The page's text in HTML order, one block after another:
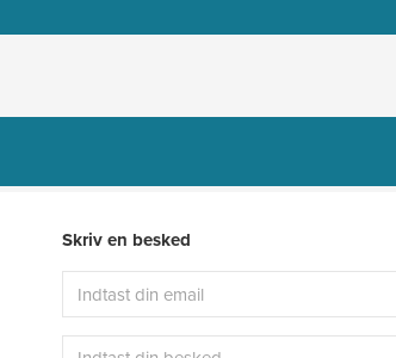
Skriv en besked